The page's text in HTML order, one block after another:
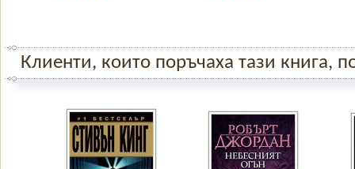
Клиенти, които поръчаха тази книга,